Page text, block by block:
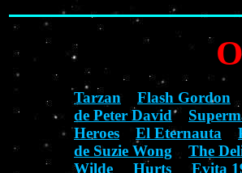
Tarzan Flash Gordon
de Peter David
Heroes
El Eternauta
de Suzie Wong
The
Wilde
Hurts Evita